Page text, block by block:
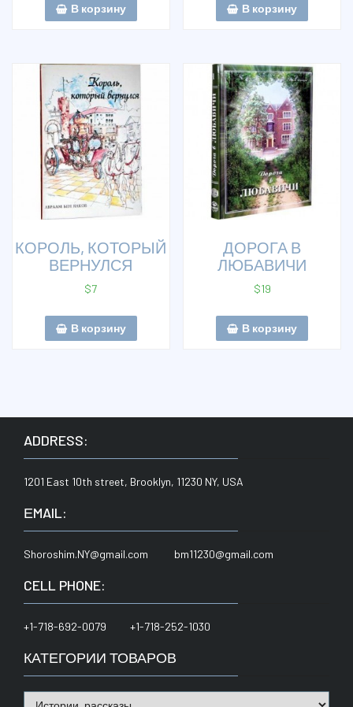
В корзину В корзину
КОРОЛЬ, КОТОРЫЙ
ВЕРНУЛСЯ
$7
В корзину
ДОРОГА В
ЛЮБАВИЧИ
$19
В корзину
ADDRESS:
1201 East 10th street, Brooklyn, 11230 NY, USA
ЕMAIL:
Shoroshim.NY@gmail.com bm11230@gmail.com
CELL PHONE:
+1-718-692-0079 +1-718-252-1030
КАТЕГОРИИ ТОВАРОВ